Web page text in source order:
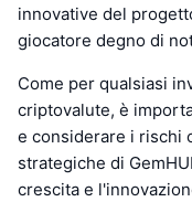
innovative del
giocatore degno di
Come per qualsiasi
criptovalute, è
e considerare i rischi
strategiche di
crescita e